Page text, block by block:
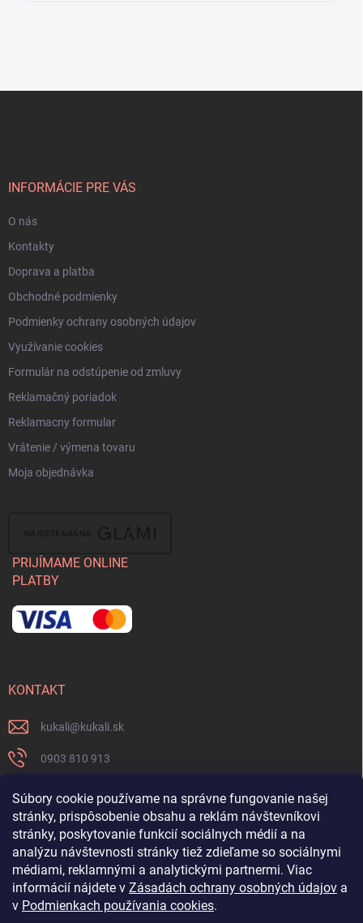
Súbory cookie používame na správne fungovanie našej
stránky, prispôsobenie obsahu a reklám návštevníkovi
stránky, poskytovanie funkcií sociálnych médií a na
analýzu návštevnosti stránky tiež zdieľame so sociálnymi
médiami, reklamnými a analytickými partnermi. Viac
informácií nájdete v Zásadách ochrany osobných údajov a
v Podmienkach používania cookies.
INFORMÁCIE PRE VÁS
O nás
Kontakty
Doprava a platba
Obchodné podmienky
Podmienky ochrany osobných údajov
Využívanie cookies
Formulár na odstúpenie od zmluvy
Reklamačný poriadok
Reklamacny formular
Vrátenie / výmena tovaru
Moja objednávka
PRIJÍMAME ONLINE
PLATBY
KONTAKT
kukali@kukali.sk
0903 810 913
Nenechajte si ujsť novinky a sledujte nás na FB
kukalishop